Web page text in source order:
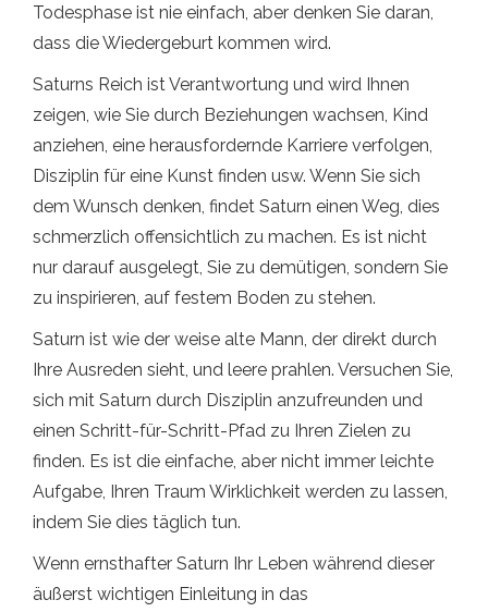
Todesphase ist nie einfach, aber denken Sie daran,
dass die Wiedergeburt kommen wird.
Saturns Reich ist Verantwortung und wird Ihnen
zeigen, wie Sie durch Beziehungen wachsen, Kind
anziehen, eine herausfordernde Karriere verfolgen,
Disziplin für eine Kunst finden usw. Wenn Sie sich
dem Wunsch denken, findet Saturn einen Weg, dies
schmerzlich offensichtlich zu machen. Es ist nicht
nur darauf ausgelegt, Sie zu demütigen, sondern Sie
zu inspirieren, auf festem Boden zu stehen.
Saturn ist wie der weise alte Mann, der direkt durch
Ihre Ausreden sieht, und leere prahlen. Versuchen Sie,
sich mit Saturn durch Disziplin anzufreunden und
einen Schritt-für-Schritt-Pfad zu Ihren Zielen zu
finden. Es ist die einfache, aber nicht immer leichte
Aufgabe, Ihren Traum Wirklichkeit werden zu lassen,
indem Sie dies täglich tun.
Wenn ernsthafter Saturn Ihr Leben während dieser
äußerst wichtigen Einleitung in das